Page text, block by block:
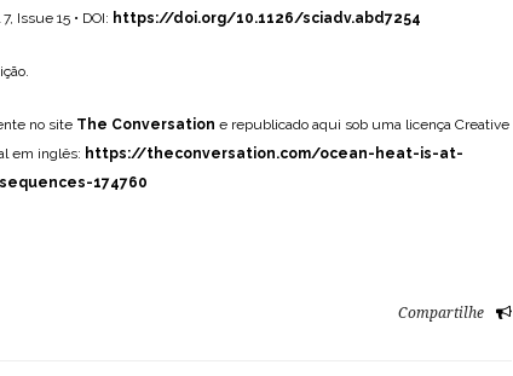
Issue 15 • DOI: https://doi.org/10.1126/sciadv.abd7254
no site The Conversation e republicado aqui sob uma licença Creative
em inglês: https://theconversation.com/ocean-heat-is-at-
174760
Compartilhe